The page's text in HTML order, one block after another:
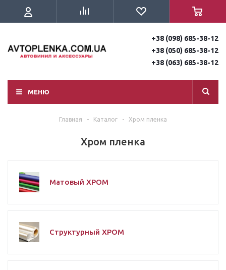
+38 (098) 685-38-12
+38 (050) 685-38-12
+38 (063) 685-38-12
МЕНЮ
Главная - Каталог - Хром пленка
Хром пленка
Матовый ХРОМ
Структурный ХРОМ